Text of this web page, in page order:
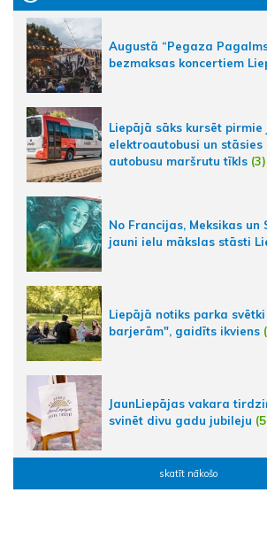
Augustā “Pegaza
bezmaksas koncertiem
Liepājā sāks kursēt pirmie
elektroautobusi un stāsies
autobusu maršrutu tīkls (3)
No Francijas, Meksikas un
jauni ielu mākslas stāsti
Liepājā notiks parka
barjerām", gaidīts ikviens
JaunLiepājas vakara
svinēt divu gadu jubileju
skatīt nākošo